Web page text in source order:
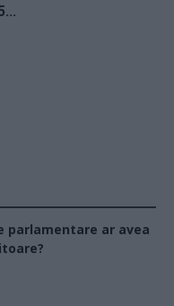
parlamentare ar avea